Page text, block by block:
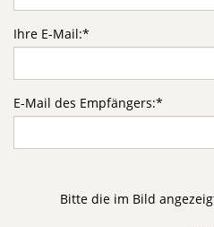
Ihre E-Mail:*
E-Mail des Empfängers:*
Bitte die im Bild